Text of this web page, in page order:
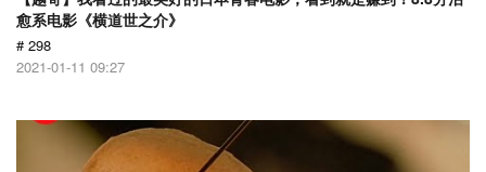
愈系电影《横道世之介》
# 298
2021-01-11 09:27